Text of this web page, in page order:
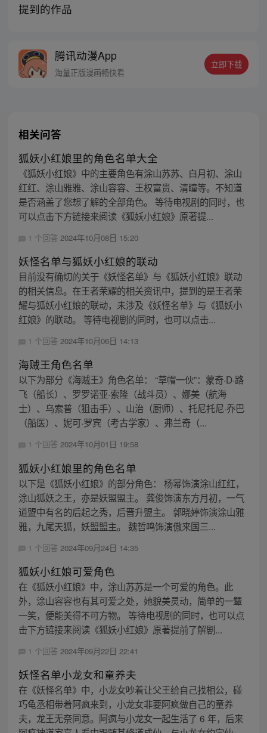
提到的作品
腾讯动漫App
海量正版漫画畅快看
立即下载
相关问答
狐妖小红娘里的角色名单大全
《狐妖小红娘》中的主要角色有涂山苏苏、白月初、涂山
红红、涂山雅雅、涂山容容、王权富贵、清瞳等。不知道
是否涵盖了您想了解的全部角色。 等待电视剧的同时，也
可以点击下方链接来阅读《狐妖小红娘》原著提...
1 个回答 2024年10月08日 15:20
妖怪名单与狐妖小红娘的联动
目前没有确切的关于《妖怪名单》与《狐妖小红娘》联动
的相关信息。在王者荣耀的相关资讯中，提到的是王者荣
耀与狐妖小红娘的联动，未涉及《妖怪名单》与《狐妖小
红娘》的联动。 等待电视剧的同时，也可以点击...
1 个回答 2024年10月06日 14:13
海贼王角色名单
以下为部分《海贼王》角色名单： “草帽一伙”：蒙奇·D·路
飞（船长）、罗罗诺亚·索隆（战斗员）、娜美（航海
士）、乌索普（狙击手）、山治（厨师）、托尼托尼·乔巴
（船医）、妮可·罗宾（考古学家）、弗兰奇（...
1 个回答 2024年10月01日 19:58
狐妖小红娘里的角色名单
以下是《狐妖小红娘》的部分角色： 杨幂饰演涂山红红，
涂山狐妖之王，亦是妖盟盟主。 龚俊饰演东方月初，一气
道盟中有名的后起之秀，后晋升盟主。 郭晓婷饰演涂山雅
雅，九尾天狐，妖盟盟主。 魏哲鸣饰演傲来国三...
1 个回答 2024年09月24日 14:35
狐妖小红娘可爱角色
在《狐妖小红娘》中，涂山苏苏是一个可爱的角色。此
外，涂山容容也有其可爱之处，她貌美灵动，简单的一颦
一笑，便能美得不可方物。 等待电视剧的同时，也可以点
击下方链接来阅读《狐妖小红娘》原著提前了解剧...
1 个回答 2024年09月22日 22:41
妖怪名单小龙女和童养夫
在《妖怪名单》中，小龙女吵着让父王给自己找相公，碰
巧龟丞相带着阿疯来到，小龙女非要阿疯做自己的童养
夫，龙王无奈同意。阿疯与小龙女一起生活了 6 年，后来